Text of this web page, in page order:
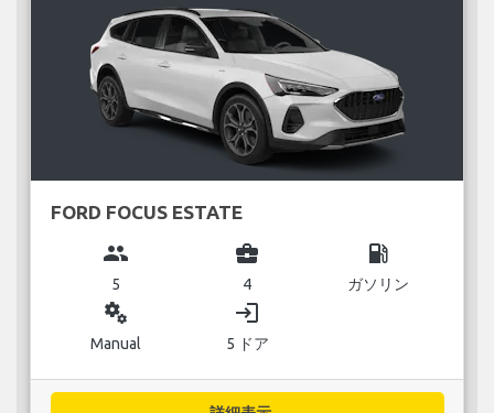
FORD FOCUS ESTATE
group
5
business_center
4
local_gas_station
ガソリン
miscellaneous_services
Manual
login
5 ドア